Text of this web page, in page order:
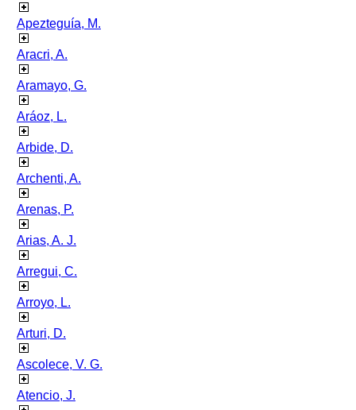
Apezteguía, M.
Aracri, A.
Aramayo, G.
Aráoz, L.
Arbide, D.
Archenti, A.
Arenas, P.
Arias, A. J.
Arregui, C.
Arroyo, L.
Arturi, D.
Ascolece, V. G.
Atencio, J.